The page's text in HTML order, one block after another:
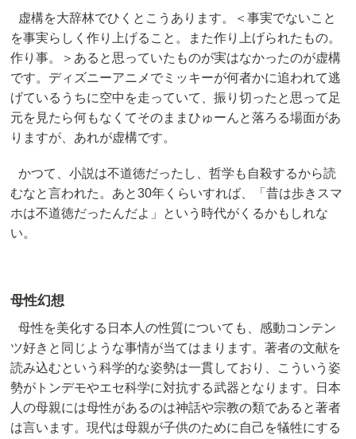
虚構を大辞林でひくとこうあります。＜事実でないこと
を事実らしく作り上げること。また作り上げられたもの。
作り事。＞あると思っていたものが実はなかったのが虚構
です。ディズニーアニメでミッキーが何者かに追われて逃
げているうちに空中を走っていて、振り切ったと思って足
元を見たら何もなくてそのままひゅーんと落ろる場面があ
りますが、あれが虚構です。
かつて、小説は不道徳だったし、哲学も自殺するから読
むなと言われた。あと30年くらいすれば、「昔は歩きスマ
ホは不道徳だったんだよ」という時代がくるかもしれな
い。
母性幻想
母性を美化する日本人の性質についても、感動コンテン
ツ好きと同じような事情が当てはまります。著者の文献を
読み込むという科学的な姿勢は一貫しており、こういう姿
勢がトンデモやエセ科学に対抗する武器となります。日本
人の母親には母性があるのは神話や宗教の類であると著者
は言います。現代は母親が子供のために自己を犠牲にする